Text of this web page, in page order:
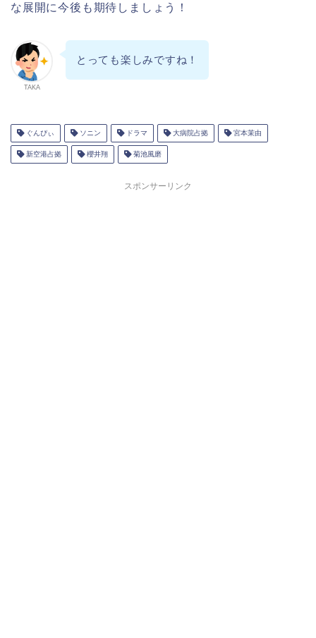
な展開に今後も期待しましょう！
TAKA
とっても楽しみですね！
ぐんぴぃ ソニン ドラマ 大病院占拠 宮本茉由
新空港占拠 櫻井翔 菊池風磨
スポンサーリンク